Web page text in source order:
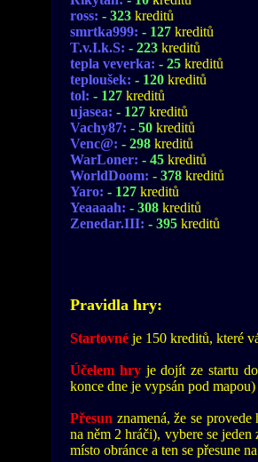
ross: - 323 kreditů
smrtka999: - 127 kreditů
T.v.I.k.S: - 223 kreditů
tepla veverka: - 25 kreditů
teploušek: - 120 kreditů
tol: - 127 kreditů
ujasea: - 127 kreditů
Vachy87: - 50 kreditů
Venc@: - 298 kreditů
WarLoner: - 45 kreditů
WorldDoom: - 378 kreditů
Yaro: - 127 kreditů
Yeaaaah: - 308 kreditů
Zenedar.III: - 395 kreditů
Pravidla hry:
Startovné je 150 kreditů, které
Účelem hryje dojít ze startu
konce dne je vypsán pod
Přesun znamená, že se
na něm 2 hráči), vybere se
místo obránce a ten se přesune